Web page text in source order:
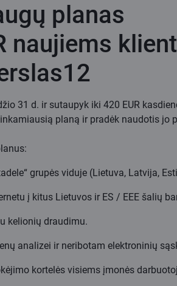
planas
naujiems
31 d. ir sutaupyk iki 420 EUR
planą ir pradėk naudotis jo
grupės viduje (Lietuva, Latvija,
į kitus Lietuvos ir ES / EEE šalių
kelionių draudimu.
analizei ir neribotam elektroninių
kortelės visiems įmonės